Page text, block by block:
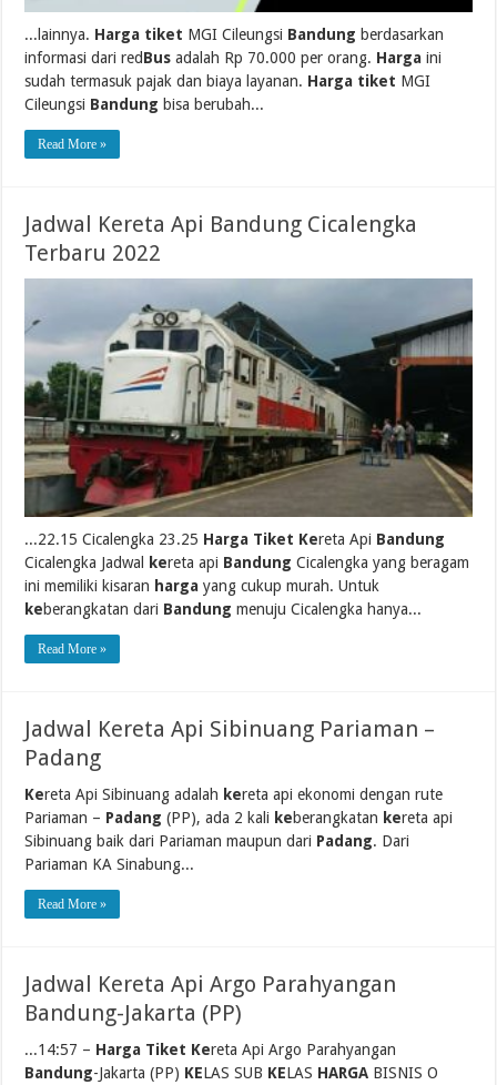
...lainnya. Harga tiket MGI Cileungsi Bandung berdasarkan
informasi dari redBus adalah Rp 70.000 per orang. Harga ini
sudah termasuk pajak dan biaya layanan. Harga tiket MGI
Cileungsi Bandung bisa berubah...
Read More »
Jadwal Kereta Api Bandung Cicalengka
Terbaru 2022
...22.15 Cicalengka 23.25 Harga Tiket Kereta Api Bandung
Cicalengka Jadwal
kereta api Bandung Cicalengka yang beragam
ini memiliki kisaran harga yang cukup murah. Untuk
keberangkatan dari Bandung menuju Cicalengka hanya...
Read More »
Jadwal Kereta Api Sibinuang Pariaman –
Padang
Kereta Api Sibinuang adalah kereta api ekonomi dengan rute
Pariaman – Padang (PP), ada 2 kali keberangkatan kereta api
Sibinuang baik dari Pariaman maupun dari Padang. Dari
Pariaman KA Sinabung...
Read More »
Jadwal Kereta Api Argo Parahyangan
Bandung-Jakarta (PP)
...14:57 – Harga Tiket Kereta Api Argo Parahyangan
Bandung-Jakarta (PP) KELAS SUB KELAS HARGA BISNIS O